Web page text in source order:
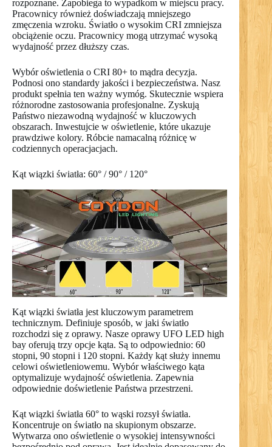
rozpoznane. Zapobiega to wypadkom w miejscu pracy.
Pracownicy również doświadczają mniejszego
zmęczenia wzroku. Światło o wysokim CRI zmniejsza
obciążenie oczu. Pracownicy mogą utrzymać wysoką
wydajność przez dłuższy czas.
Wybór oświetlenia o CRI 80+ to mądra decyzja.
Podnosi ono standardy jakości i bezpieczeństwa. Nasz
produkt spełnia ten ważny wymóg. Skutecznie wspiera
różnorodne zastosowania profesjonalne. Zyskują
Państwo niezawodną wydajność w kluczowych
obszarach. Inwestujcie w oświetlenie, które ukazuje
prawdziwe kolory. Róbcie namacalną różnicę w
codziennych operacjacjach.
Kąt wiązki światła: 60° / 90° / 120°
Kąt wiązki światła jest kluczowym parametrem
technicznym. Definiuje sposób, w jaki światło
rozchodzi się z oprawy. Nasze oprawy UFO LED high
bay oferują trzy opcje kąta. Są to odpowiednio: 60
stopni, 90 stopni i 120 stopni. Każdy kąt służy innemu
celowi oświetleniowemu. Wybór właściwego kąta
optymalizuje wydajność oświetlenia. Zapewnia
odpowiednie doświetlenie Państwa przestrzeni.
Kąt wiązki światła 60° to wąski rozsył światła.
Koncentruje on światło na skupionym obszarze.
Wytwarza ono oświetlenie o wysokiej intensywności